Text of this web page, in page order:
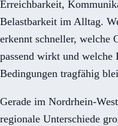
Erreichbarkeit,
Belastbarkeit im Alltag.
erkennt schneller, welche
passend wirkt und welche
Bedingungen tragfähig
Gerade im Nordrhein-
regionale Unterschiede